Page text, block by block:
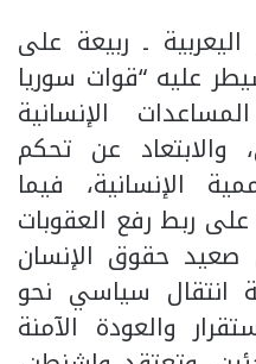
ـ ربيعة على
عليه “قوات سوريا
الإنسانية
والابتعاد عن تحكم
الإنسانية، فيما
ربط رفع العقوبات
حقوق الإنسان
انتقال سياسي نحو
والعودة الآمنة